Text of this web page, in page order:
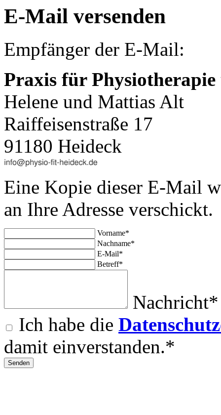
E-Mail versenden
Empfänger der E-Mail:
Praxis für
Helene und Mattias Alt
Raiffeisenstraße 17
91180 Heideck
Eine Kopie dieser E-Mail
an Ihre Adresse verschickt.
Vorname*
Nachname*
E-Mail*
Betreff*
Nachricht*
Ich habe die
damit einverstanden.*
Senden